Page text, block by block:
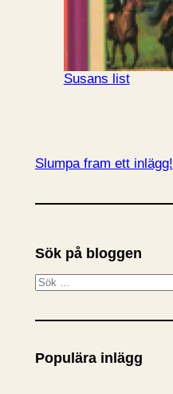
Susans list
Slumpa fram ett inlägg!
Sök på bloggen
S
k
Populära inlägg